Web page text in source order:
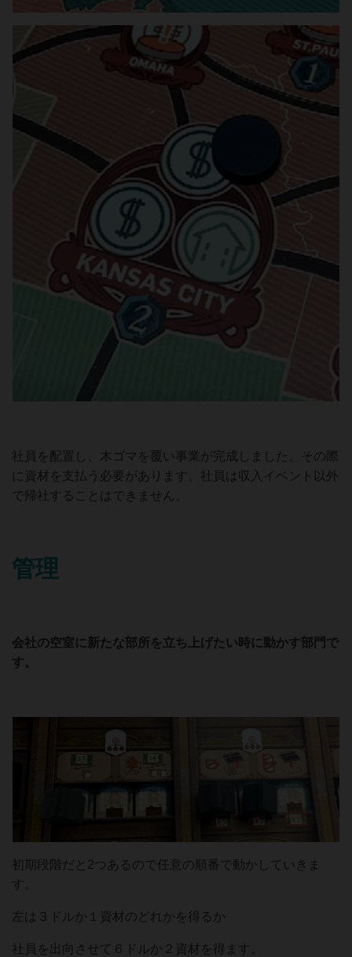
社員を配置し、木ゴマを覆い事業が完成しました。その際
に資材を支払う必要があります。社員は収入イベント以外
で帰社することはできません。
管理
会社の空室に新たな部所を立ち上げたい時に動かす部門で
す。
初期段階だと2つあるので任意の順番で動かしていきま
す。
左は３ドルか１資材のどれかを得るか
社員を出向させて６ドルか２資材を得ます。